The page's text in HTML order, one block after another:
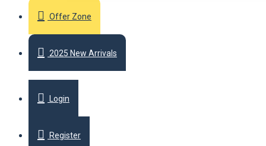
Offer Zone
2025 New Arrivals
Login
Register